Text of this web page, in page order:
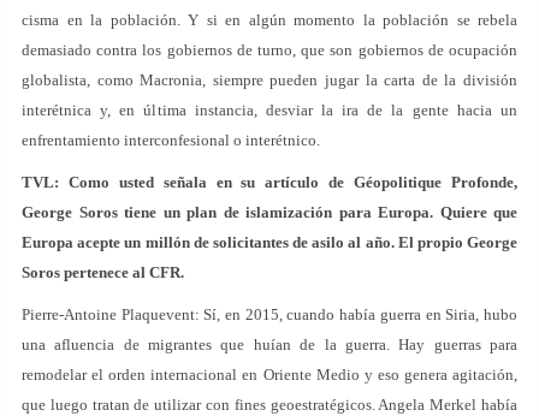
cisma en la población. Y si en algún momento la población se rebela
demasiado contra los gobiernos de turno, que son gobiernos de ocupación
globalista, como Macronia, siempre pueden jugar la carta de la división
interétnica y, en última instancia, desviar la ira de la gente hacia un
enfrentamiento interconfesional o interétnico.
TVL: Como usted señala en su artículo de Géopolitique Profonde,
George Soros tiene un plan de islamización para Europa. Quiere que
Europa acepte un millón de solicitantes de asilo al año. El propio George
Soros pertenece al CFR.
Pierre-Antoine Plaquevent: Sí, en 2015, cuando había guerra en Siria, hubo
una afluencia de migrantes que huían de la guerra. Hay guerras para
remodelar el orden internacional en Oriente Medio y eso genera agitación,
que luego tratan de utilizar con fines geoestratégicos. Angela Merkel había